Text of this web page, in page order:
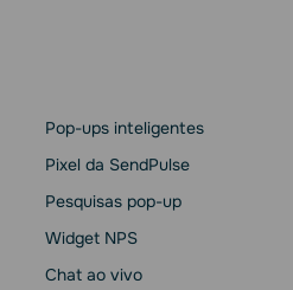
Pop-ups inteligentes
Pixel da SendPulse
Pesquisas pop-up
Widget NPS
Chat ao vivo